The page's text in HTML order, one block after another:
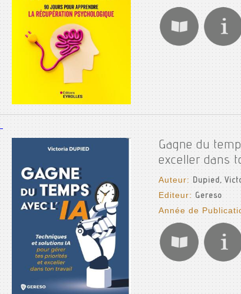
Gagne du
exceller dans
Auteur: Dupied,
Editeur:Gereso
Année de